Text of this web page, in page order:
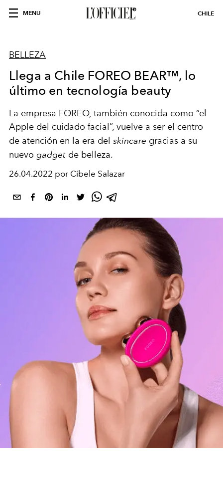
MENU CHILE
BELLEZA
Llega a Chile FOREO BEAR™, lo
último en tecnología beauty
La empresa FOREO, también conocida como “el
Apple del cuidado facial”, vuelve a ser el centro
de atención en la era del skincare gracias a su
nuevo gadget de belleza.
26.04.2022 por Cibele Salazar